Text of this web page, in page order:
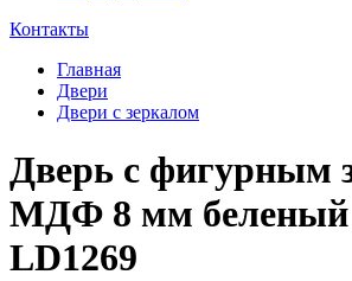
Контакты
Главная
Двери
Двери с зеркалом
Дверь с фигурным
МДФ 8 мм беленый
LD1269